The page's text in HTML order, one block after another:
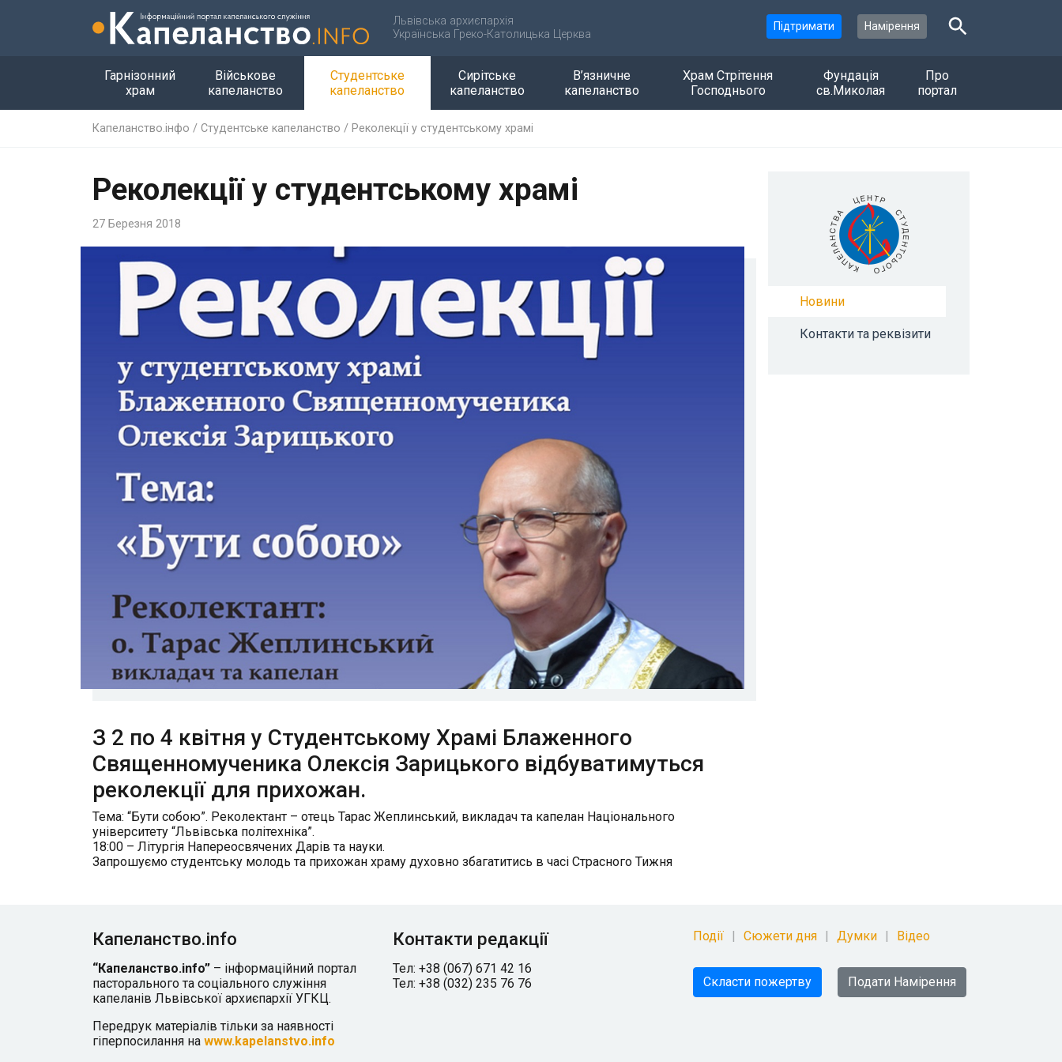
Львівська архиєпархія
Українська Греко-Католицька Церква
Підтримати Намірення
Гарнізонний
храм
Військове
капеланство
Студентське
капеланство
Сирітське
капеланство
В’язничне
капеланство
Храм Стрітення
Господнього
Фундація
св.Миколая
Про
портал
Капеланство.інфо / Студентське капеланство / Реколекції у студентському храмі
Реколекції у студентському храмі
27 Березня 2018
З 2 по 4 квітня у Студентському Храмі Блаженного
Священномученика Олексія Зарицького відбуватимуться
реколекції для прихожан.
Тема: “Бути собою”. Реколектант – отець Тарас Жеплинський, викладач та капелан Національного
університету “Львівська політехніка”.
18:00 – Літургія Напереосвячених Дарів та науки.
Запрошуємо студентську молодь та прихожан храму духовно збагатитись в часі Страсного Тижня
Новини
Контакти та реквізити
Капеланство.info
“Капеланство.info” – інформаційний портал
пасторального та соціального служіння
капеланів Львівської архиєпархії УГКЦ.
Передрук матеріалів тільки за наявності
гіперпосилання на www.kapelanstvo.info
Контакти редакції
Тел: +38 (067) 671 42 16
Тел: +38 (032) 235 76 76
Події Сюжети дня Думки Відео
Скласти пожертву Подати Намірення